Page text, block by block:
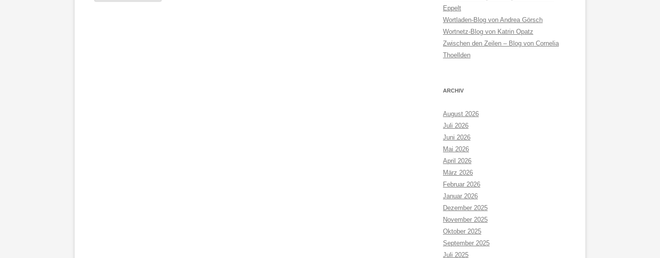
Eppelt
Wortladen-Blog von Andrea Görsch
Wortnetz-Blog von Katrin Opatz
Zwischen den Zeilen – Blog von Cornelia
Thoellden
ARCHIV
August 2026
Juli 2026
Juni 2026
Mai 2026
April 2026
März 2026
Februar 2026
Januar 2026
Dezember 2025
November 2025
Oktober 2025
September 2025
Juli 2025